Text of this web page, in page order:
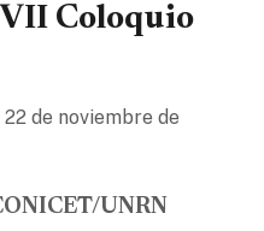
Coloquio
22 de noviembre de
UNRN